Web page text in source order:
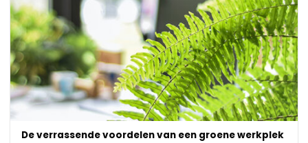
De verrassende voordelen van een groene werkplek